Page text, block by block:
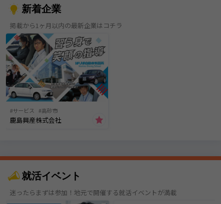
新着企業
掲載から1ヶ月以内の最新企業はコチラ
サービス 高砂市
鹿島興産株式会社
就活イベント
迷ったらまずは参加！地元で開催する就活イベントが満載